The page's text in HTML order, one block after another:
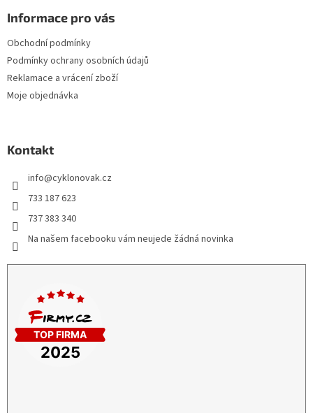
Informace pro vás
Obchodní podmínky
Podmínky ochrany osobních údajů
Reklamace a vrácení zboží
Moje objednávka
Kontakt
info@cyklonovak.cz
733 187 623
737 383 340
Na našem facebooku vám neujede žádná novinka